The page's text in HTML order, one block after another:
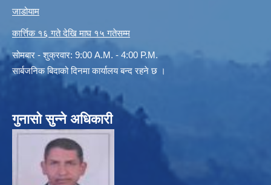
जाडोयाम
कार्त्तिक १६ गते देखि माघ १५ गतेसम्म
सोमबार - शुक्रवार: 9:00 A.M. - 4:00 P.M.
सार्बजनिक बिदाको दिनमा कार्यालय बन्द रहने छ ।
गुनासो सुन्ने अधिकारी